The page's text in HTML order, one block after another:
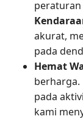
akurat,
pada
Hemat
berharga.
pada
kami